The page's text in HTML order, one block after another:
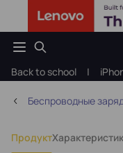
Back to school |
Беспроводные
Продукт